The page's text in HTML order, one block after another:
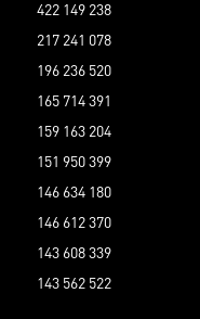
422 149 238
217 241 078
196 236 520
165 714 391
159 163 204
151 950 399
146 634 180
146 612 370
143 608 339
143 562 522